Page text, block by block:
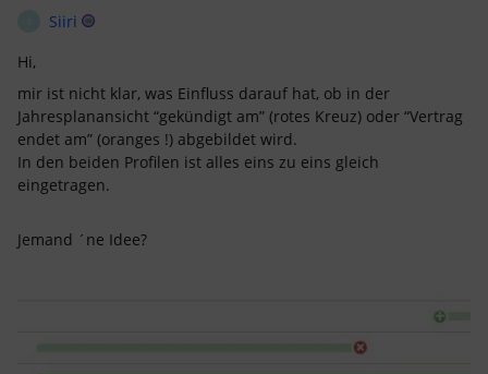
Siiri
Hi,
mir ist nicht klar, was Einfluss darauf hat, ob in der
Jahresplanansicht “gekündigt am” (rotes Kreuz) oder “Vertrag
endet am” (oranges !) abgebildet wird.
In den beiden Profilen ist alles eins zu eins gleich
eingetragen.
Jemand ´ne Idee?